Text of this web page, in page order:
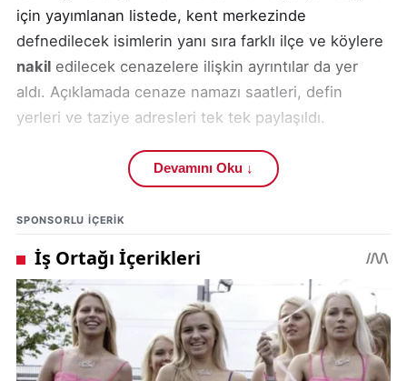
için yayımlanan listede, kent merkezinde
defnedilecek isimlerin yanı sıra farklı ilçe ve köylere
nakil edilecek cenazelere ilişkin ayrıntılar da yer
aldı. Açıklamada cenaze namazı saatleri, defin
yerleri ve taziye adresleri tek tek paylaşıldı.
Yerel yönetimler tarafından yapılan bu tür duyurular,
vatandaşların cenaze ve taziye süreçlerine doğru ve
zamanında katılım sağlaması açısından önem taşıyor.
Sivas Belediyesi’nin düzenli olarak paylaştığıvefat
listeleri, şehirdeki resmi bilgilendirme kanalları
arasında yer alıyor. Konuyla ilgili genel idari bilgiler
içinSivas Valiliği
’nin resmi internet sitesi olan
https://www.sivas.gov.tradresi de vatandaşlara
rehberlik ediyor.
Devamını Oku ↓
SPONSORLU IÇERIK